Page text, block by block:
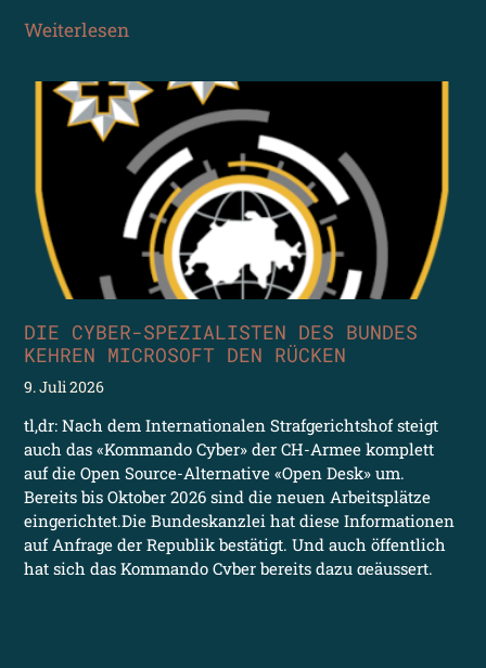
Weiterlesen
DIE CYBER-SPEZIALISTEN DES BUNDES
KEHREN MICROSOFT DEN RÜCKEN
9. Juli 2026
tl,dr: Nach dem Internationalen Strafgerichtshof steigt
auch das «Kommando Cyber» der CH-Armee komplett
auf die Open Source-Alternative «Open Desk» um.
Bereits bis Oktober 2026 sind die neuen Arbeitsplätze
eingerichtet.Die Bundeskanzlei hat diese Informationen
auf Anfrage der Republik bestätigt. Und auch öffentlich
hat sich das Kommando Cyber bereits dazu geäussert.